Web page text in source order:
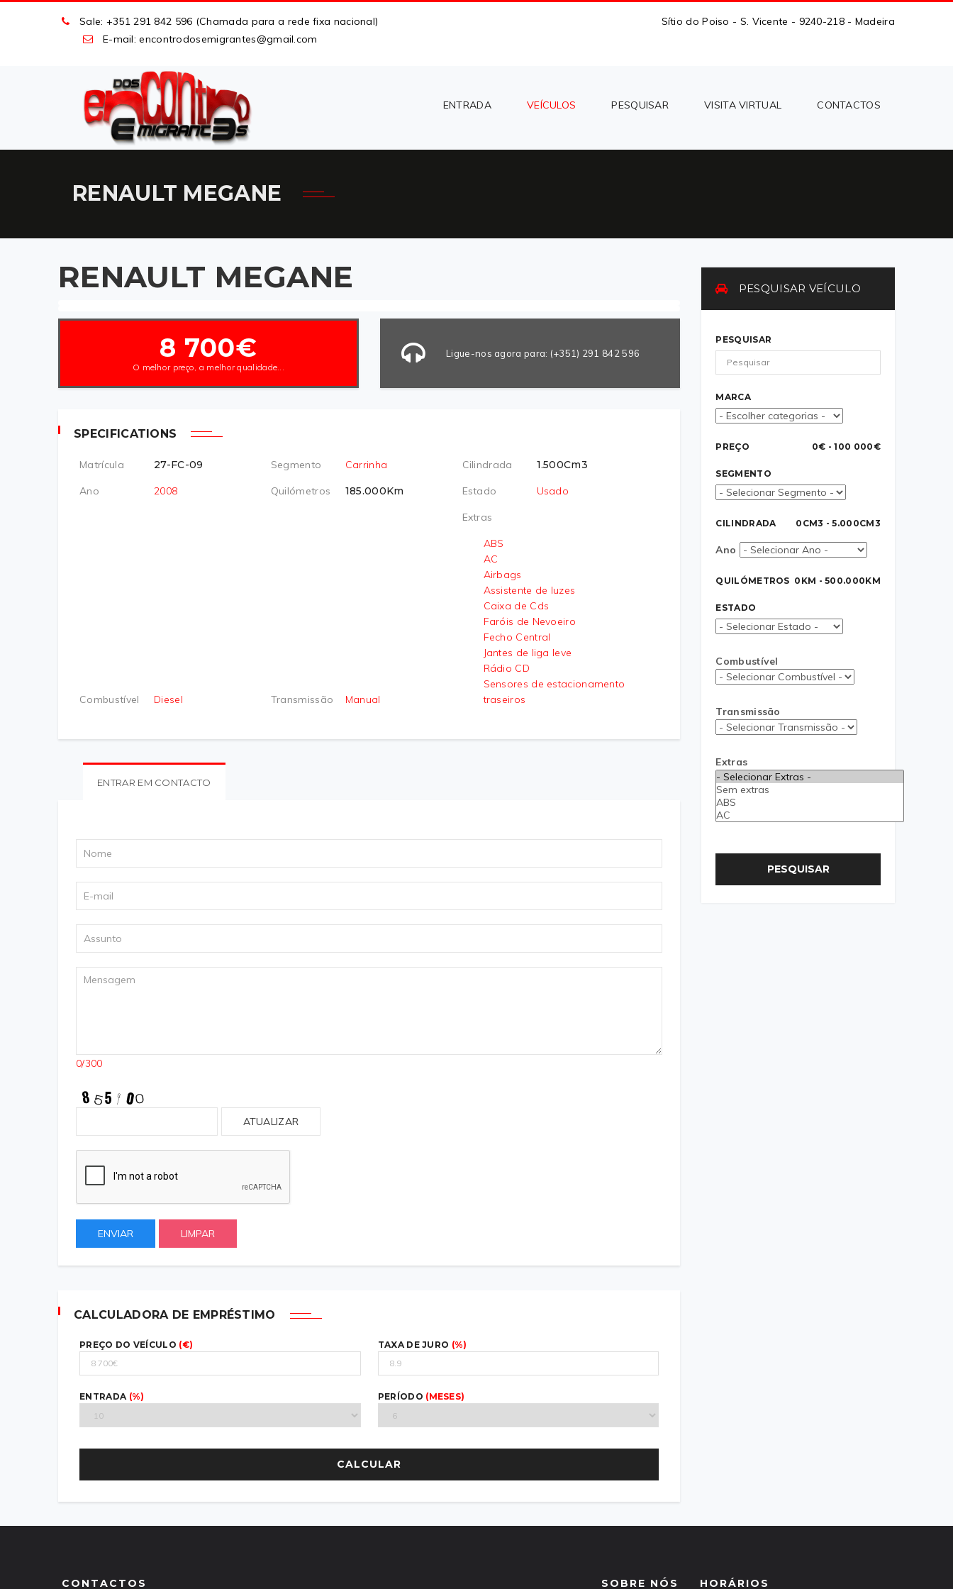
Sale: +351 291 842 596 (Chamada para a rede fixa nacional)
E-mail: encontrodosemigrantes@gmail.com
Sítio do Poiso - S. Vicente - 9240-218 - Madeira
ENTRADA VEÍCULOS PESQUISAR VISITA VIRTUAL CONTACTOS
RENAULT MEGANE
RENAULT MEGANE
8 700€
O melhor preço, a melhor qualidade...
Ligue-nos agora para: (+351) 291 842 596
SPECIFICATIONS
Matrícula 27-FC-09 Segmento Carrinha Cilindrada 1.500Cm3
Ano 2008 Quilómetros 185.000Km Estado Usado
Combustível Diesel Transmissão Manual
Extras
ABS
AC
Airbags
Assistente de luzes
Caixa de Cds
Faróis de Nevoeiro
Fecho Central
Jantes de liga leve
Rádio CD
Sensores de estacionamento
traseiros
ENTRAR EM CONTACTO
0/300
ATUALIZAR
ENVIAR LIMPAR
CALCULADORA DE EMPRÉSTIMO
PREÇO DO VEÍCULO (€) TAXA DE JURO (%)
ENTRADA (%) PERÍODO (MESES)
CALCULAR
PESQUISAR VEÍCULO
PESQUISAR
MARCA
PREÇO 0€ - 100 000€
SEGMENTO
CILINDRADA 0CM3 - 5.000CM3
Ano
QUILÓMETROS 0KM - 500.000KM
ESTADO
Combustível
Transmissão
Extras
PESQUISAR
CONTACTOS SOBRE NÓS HORÁRIOS